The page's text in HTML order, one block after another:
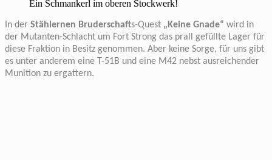
Ein Schmankerl im oberen Stockwerk!
In der Stählernen Bruderschafts-Quest „Keine Gnade“ wird in
der Mutanten-Schlacht um Fort Strong das prall gefüllte Lager für
diese Fraktion in Besitz genommen. Aber keine Sorge, für uns gibt
es unter anderem eine T-51B und eine M42 nebst ausreichender
Munition zu ergattern.